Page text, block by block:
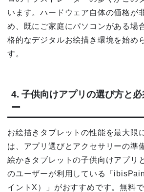
います。ハードウェア自体の価格が
め、既にご家庭にパソコンがある場
格的なデジタルお絵描き環境を始め
す。
4. 子供向けアプリの選び方と必
ー
お絵描きタブレットの性能を最大限
は、アプリ選びとアクセサリーの準
絵かきタブレットの子供向けアプリ
のユーザーが利用している「
イントX）」がおすすめです。無料